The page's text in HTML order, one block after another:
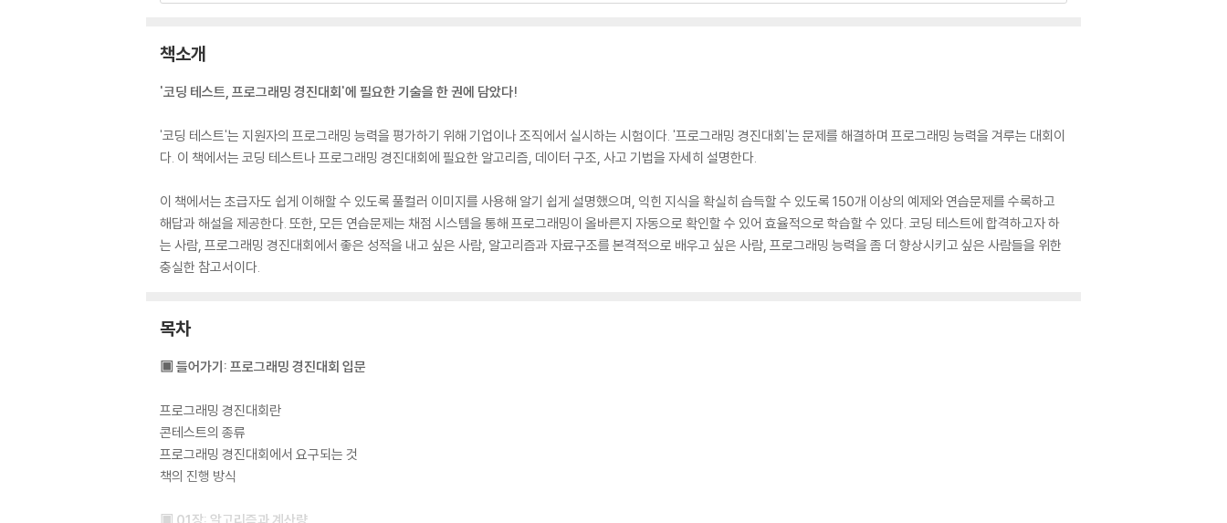
책소개
'코딩 테스트, 프로그래밍 경진대회'에 필요한 기술을 한 권에 담았다!
'코딩 테스트'는 지원자의 프로그래밍 능력을 평가하기 위해 기업이나 조직에서 실시하는 시험이다. '프로그래밍 경진대회'는 문제를 해결하며 프로그래밍 능력을 겨루는 대회이
다. 이 책에서는 코딩 테스트나 프로그래밍 경진대회에 필요한 알고리즘, 데이터 구조, 사고 기법을 자세히 설명한다.
이 책에서는 초급자도 쉽게 이해할 수 있도록 풀컬러 이미지를 사용해 알기 쉽게 설명했으며, 익힌 지식을 확실히 습득할 수 있도록 150개 이상의 예제와 연습문제를 수록하고
해답과 해설을 제공한다. 또한, 모든 연습문제는 채점 시스템을 통해 프로그래밍이 올바른지 자동으로 확인할 수 있어 효율적으로 학습할 수 있다. 코딩 테스트에 합격하고자 하
는 사람, 프로그래밍 경진대회에서 좋은 성적을 내고 싶은 사람, 알고리즘과 자료구조를 본격적으로 배우고 싶은 사람, 프로그래밍 능력을 좀 더 향상시키고 싶은 사람들을 위한
충실한 참고서이다.
목차
▣ 들어가기: 프로그래밍 경진대회 입문
프로그래밍 경진대회란
콘테스트의 종류
프로그래밍 경진대회에서 요구되는 것
책의 진행 방식